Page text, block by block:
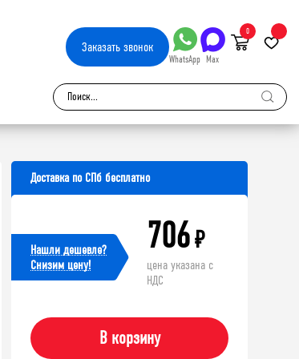
Заказатьзвонок
WhatsApp Max
0
Доставка по СПб бесплатно
Нашли дешевле?
Cнизим цену!
706₽
цена указана с
НДС
В корзину